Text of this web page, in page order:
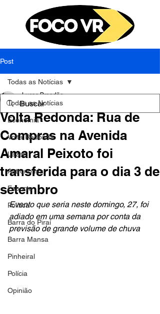
Post
Todas as Notícias
Economia
Volta Redonda
Lazer
Astronomia
Esporte
Política
Barra do Piraí
Barra Mansa
Pinheiral
Polícia
Opinião
Todas as Notícias
Volta Redonda: Rua de
Compras na Avenida
Amaral Peixoto foi
transferida para o dia 3 de
setembro
Lucas Brandão
25 de ago. de 2023
Evento que seria neste domingo, 27, foi
adiado em uma semana por conta da
previsão de grande volume de chuva